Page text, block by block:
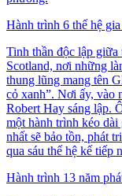
Hành trình 6 thế hệ
Tinh thần độc lập giữa
Scotland, nơi những
thung lũng mang tên
cỏ xanh”. Nơi ấy, vào
Robert Hay sáng lập.
một hành trình kéo
nhất sẽ bảo tồn, phát
qua sáu thế hệ kế tiếp
Hành trình 13 năm